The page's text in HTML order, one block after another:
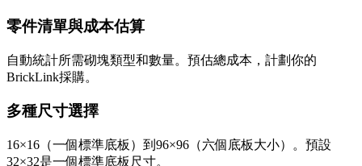
零件清單與成本估算
自動統計所需砌塊類型和數量。預估總成本，計劃你的
BrickLink採購。
多種尺寸選擇
16×16（一個標準底板）到96×96（六個底板大小）。預設
32×32是一個標準底板尺寸。